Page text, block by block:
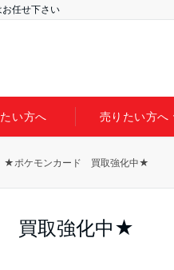
任せ下さい
い方へ 売りたい方へ
★ポケモンカード 買取強化中★
買取強化中★